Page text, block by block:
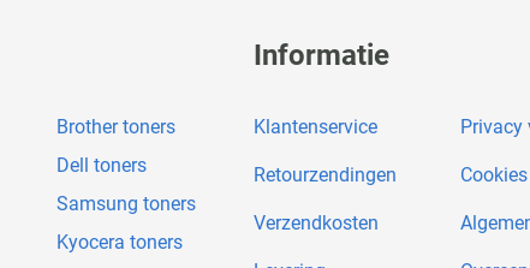
Brother toners
Dell toners
Samsung toners
Kyocera toners
Informatie
Klantenservice
Retourzendingen
Verzendkosten
Privacy
Cookies